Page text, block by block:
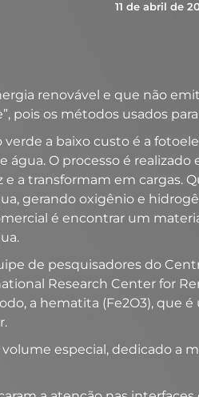
11 de abril de
renovável e que não
pois os métodos usados
a baixo custo é a
água. O processo é
a transformam em cargas.
gerando oxigênio e
é encontrar um
de pesquisadores do
Research Center for
a hematita (Fe2O3), que
especial, dedicado a